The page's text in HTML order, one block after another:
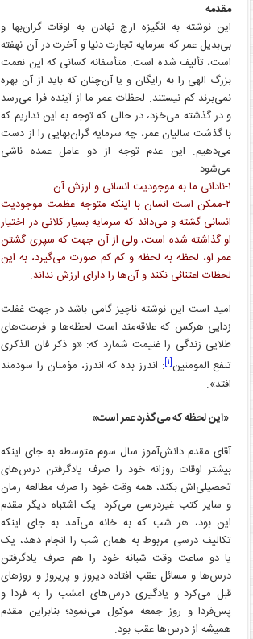
مقدمه
این نوشته به انگیزه ارج نهادن به اوقات گران‌بها و
بی‌بدیل عمر که سرمایه تجارت دنیا و آخرت در آن نهفته
است، تألیف شده است. متأسفانه کسانی که این نعمت
بزرگ الهی را به رایگان و یا آن‌چنان که باید از آن بهره
نمی‌برند کم نیستند. لحظات عمر ما از آینده فرا می‌رسد
و در گذشته می‌خزد، در حالی که توجه به این نداریم که
با گذشت سالیان عمر، چه سرمایه گران‌بهایی را از دست
می‌دهیم. این عدم توجه از دو عامل عمده ناشی
می‌شود:
۱-نادانی ما به موجودیت انسانی و ارزش آن
۲-ممکن است انسان با اینکه متوجه عظمت موجودیت
انسانی گشته و می‌داند که سرمایه بسیار کلانی در اختیار
او گذاشته شده است، ولی از آن جهت که سپری گشتن
عمر او، لحظه به لحظه و کم کم صورت می‌گیرد، به این
لحظات اعتنائی نکند و آن‌ها را دارای ارزش نداند.
امید است این نوشته ناچیز گامی باشد در جهت غفلت
زدایی هرکس که علاقه‌مند است لحظه‌ها و فرصت‌های
طلایی زندگی را غنیمت شمارد که: «و ذکر فان الذکری
تنفع المومنین[۱] : اندرز بده که اندرز، مؤمنان را سودمند
افتد».
«این لحظه که می‌گذرد عمر است»
آقای مقدم دانش‌آموز سال سوم متوسطه به جای اینکه
بیشتر اوقات روزانه خود را صرف یادگرفتن درس‌های
تحصیلی‌اش بکند، همه وقت خود را صرف مطالعه رمان
و سایر کتب غیردرسی می‌کرد. یک اشتباه دیگر مقدم
این بود، هر شب که به خانه می‌آمد به جای اینکه
تکالیف درسی مربوط به همان شب را انجام دهد، یک
یا دو ساعت وقت شبانه خود را هم صرف یادگرفتن
درس‌ها و مسائل عقب افتاده دیروز و پریروز و روزهای
قبل می‌کرد و یادگیری درس‌های امشب را به فردا و
پس‌فردا و روز جمعه موکول می‌نمود؛ بنابراین مقدم
همیشه از درس‌ها عقب بود.